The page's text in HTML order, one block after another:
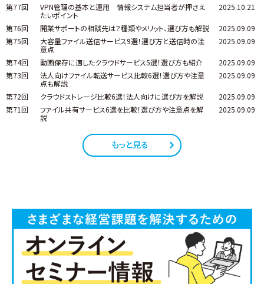
第77回
VPN管理の基本と運用 情報システム担当者が押さえ
たいポイント
2025.10.21
第76回 開業サポートの相談先は？種類やメリット、選び方も解説
2025.09.09
第75回
大容量ファイル送信サービス9選！選び方と送信時の注
意点
2025.09.09
第74回 動画保存に適したクラウドサービス5選！選び方も紹介
2025.09.09
第73回
法人向けファイル転送サービス比較6選！選び方や注意
点も解説
2025.09.09
第72回 クラウドストレージ比較6選！法人向けに選び方を解説
2025.09.09
第71回
ファイル共有サービス6選を比較！選び方や注意点を解
説
2025.09.09
もっと見る